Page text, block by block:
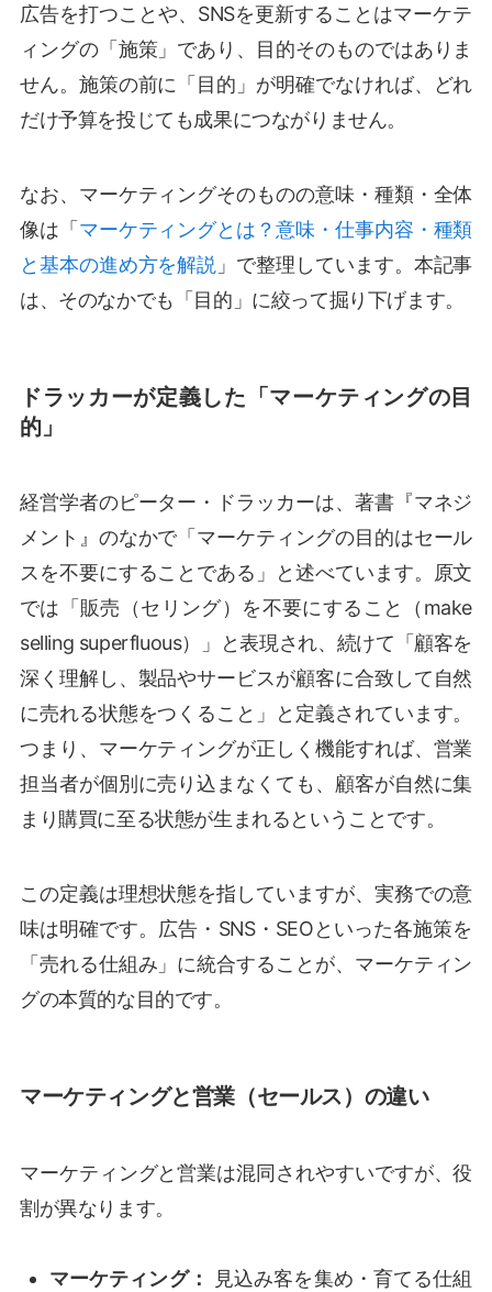
広告を打つことや、SNSを更新することはマーケテ
ィングの「施策」であり、目的そのものではありま
せん。施策の前に「目的」が明確でなければ、どれ
だけ予算を投じても成果につながりません。
なお、マーケティングそのものの意味・種類・全体
像は「マーケティングとは？意味・仕事内容・種類
と基本の進め方を解説 」で整理しています。本記事
は、そのなかでも「目的」に絞って掘り下げます。
ドラッカーが定義した「マーケティングの目
的」
経営学者のピーター・ドラッカーは、著書『マネジ
メント』のなかで「マーケティングの目的はセール
スを不要にすることである」と述べています。原文
では「販売（セリング）を不要にすること（make
selling superfluous）」と表現され、続けて「顧客を
深く理解し、製品やサービスが顧客に合致して自然
に売れる状態をつくること」と定義されています。
つまり、マーケティングが正しく機能すれば、営業
担当者が個別に売り込まなくても、顧客が自然に集
まり購買に至る状態が生まれるということです。
この定義は理想状態を指していますが、実務での意
味は明確です。広告・SNS・SEOといった各施策を
「売れる仕組み」に統合することが、マーケティン
グの本質的な目的です。
マーケティングと営業（セールス）の違い
マーケティングと営業は混同されやすいですが、役
割が異なります。
マーケティング： 見込み客を集め・育てる仕組